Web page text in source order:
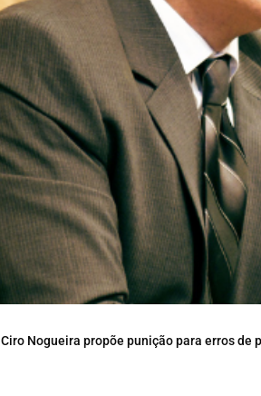
Ciro Nogueira propõe punição para erros de pesquisas